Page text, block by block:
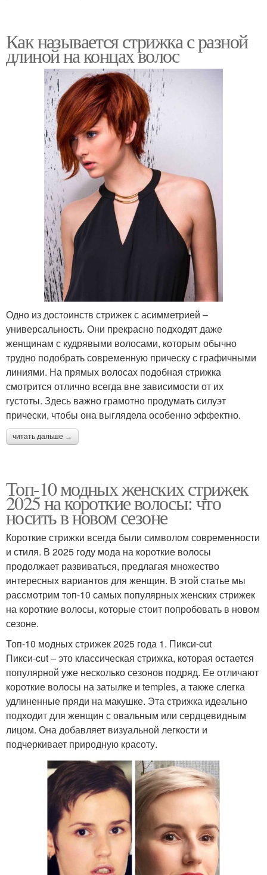
Как называется стрижка с разной
длиной на концах волос
Одно из достоинств стрижек с асимметрией –
универсальность. Они прекрасно подходят даже
женщинам с кудрявыми волосами, которым обычно
трудно подобрать современную прическу с графичными
линиями. На прямых волосах подобная стрижка
смотрится отлично всегда вне зависимости от их
густоты. Здесь важно грамотно продумать силуэт
прически, чтобы она выглядела особенно эффектно.
читать дальше →
Топ-10 модных женских стрижек
2025 на короткие волосы: что
носить в новом сезоне
Короткие стрижки всегда были символом современности
и стиля. В 2025 году мода на короткие волосы
продолжает развиваться, предлагая множество
интересных вариантов для женщин. В этой статье мы
рассмотрим топ-10 самых популярных женских стрижек
на короткие волосы, которые стоит попробовать в новом
сезоне.
Топ-10 модных стрижек 2025 года 1. Пикси-cut
Пикси-cut – это классическая стрижка, которая остается
популярной уже несколько сезонов подряд. Ее отличают
короткие волосы на затылке и temples, а также слегка
удлиненные пряди на макушке. Эта стрижка идеально
подходит для женщин с овальным или сердцевидным
лицом. Она добавляет визуальной легкости и
подчеркивает природную красоту.